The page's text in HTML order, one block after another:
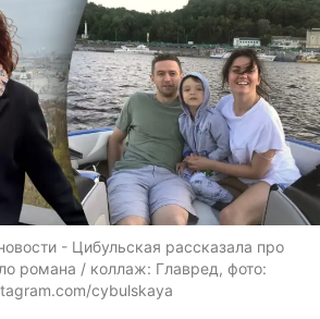
- Цибульская рассказала про
романа / коллаж: Главред, фото:
cybulskaya